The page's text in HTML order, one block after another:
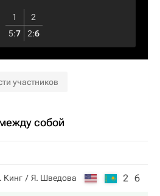
1
2
5:7 2:6
участников
собой
Кинг Я. Шведова 2 6